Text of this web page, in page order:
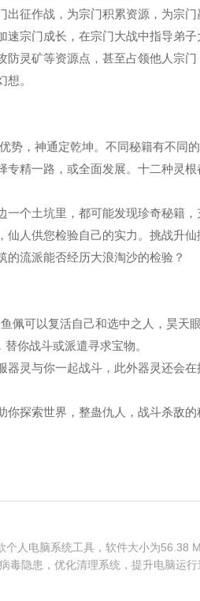
征作战，为宗门积累资源，为宗门
宗门成长，在宗门大战中指导弟子
灵矿等资源点，甚至占领他人宗门
。
，神通定乾坤。不同秘籍有不同的
精一路，或全面发展。十二种灵
个土坑里，都可能发现珍奇秘籍，
人供您检验自己的实力。挑战升
流派能否经历大浪淘沙的检验？
佩可以复活自己和选中之人，昊天
你战斗或派遣寻求宝物。
灵与你一起战斗，此外器灵还会
探索世界，整蛊仇人，战斗杀敌
人电脑系统工具，软件大小为56.38
毒隐患，优化清理系统，提升电脑运